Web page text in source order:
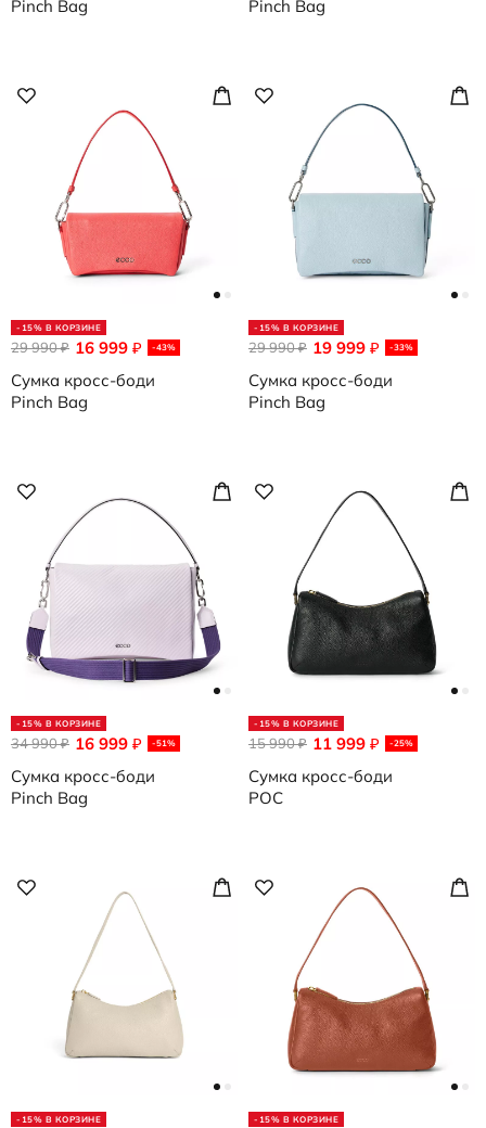
Pinch Bag Pinch Bag
-15% В КОРЗИНЕ
16 999 ₽ -43%
29 990₽
Сумка кросс-боди
Pinch Bag
-15% В КОРЗИНЕ
19 999 ₽ -33%
29 990₽
Сумка кросс-боди
Pinch Bag
-15% В КОРЗИНЕ
16 999 ₽ -51%
34 990₽
Сумка кросс-боди
Pinch Bag
-15% В КОРЗИНЕ
11 999 ₽ -25%
15 990₽
Сумка кросс-боди
POC
-15% В КОРЗИНЕ -15% В КОРЗИНЕ